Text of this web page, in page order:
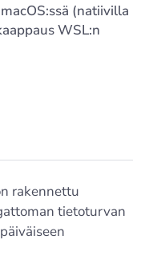
(natiivilla
WSL:n
rakennettu
tietoturvan